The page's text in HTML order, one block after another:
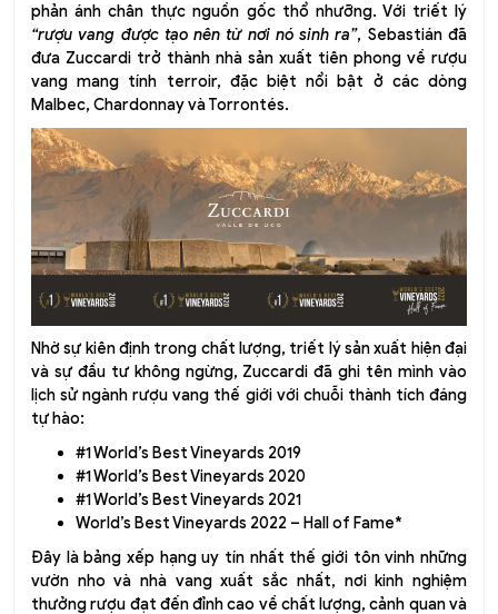
phản ánh chân thực nguồn gốc thổ nhưỡng. Với triết lý
“rượu vang được tạo nên từ nơi nó sinh ra”, Sebastián đã
đưa Zuccardi trở thành nhà sản xuất tiên phong về rượu
vang mang tính terroir, đặc biệt nổi bật ở các dòng
Malbec, Chardonnay và Torrontés.
Nhờ sự kiên định trong chất lượng, triết lý sản xuất hiện đại
và sự đầu tư không ngừng, Zuccardi đã ghi tên mình vào
lịch sử ngành rượu vang thế giới với chuỗi thành tích đáng
tự hào:
#1 World’s Best Vineyards 2019
#1 World’s Best Vineyards 2020
#1 World’s Best Vineyards 2021
World’s Best Vineyards 2022 – Hall of Fame*
Đây là bảng xếp hạng uy tín nhất thế giới tôn vinh những
vườn nho và nhà vang xuất sắc nhất, nơi kinh nghiệm
thưởng rượu đạt đến đỉnh cao về chất lượng, cảnh quan và